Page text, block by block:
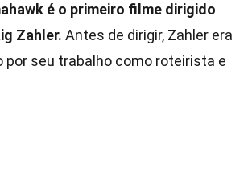
é o primeiro filme dirigido
Zahler. Antes de dirigir, Zahler era
por seu trabalho como roteirista e